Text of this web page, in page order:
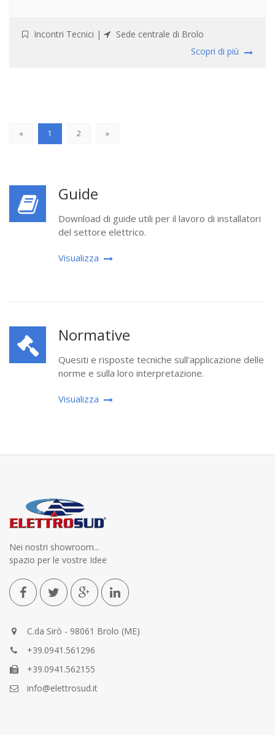
Incontri Tecnici |
Sede centrale di Brolo
Scopri di più
« 1 2 »
Guide
Download di guide utili per il lavoro di installatori
del settore elettrico.
Visualizza
Normative
Quesiti e risposte tecniche sull'applicazione delle
norme e sulla loro interpretazione.
Visualizza
Nei nostri showroom...
spazio per le vostre Idee
C.da Sirò - 98061 Brolo (ME)
+39.0941.561296
+39.0941.562155
info@elettrosud.it